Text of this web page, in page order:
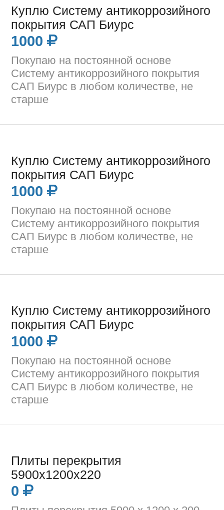
Куплю Систему антикоррозийного
покрытия САП Биурс
1000
Покупаю на постоянной основе
Систему антикоррозийного покрытия
САП Биурс в любом количестве, не
старше
Куплю Систему антикоррозийного
покрытия САП Биурс
1000
Покупаю на постоянной основе
Систему антикоррозийного покрытия
САП Биурс в любом количестве, не
старше
Куплю Систему антикоррозийного
покрытия САП Биурс
1000
Покупаю на постоянной основе
Систему антикоррозийного покрытия
САП Биурс в любом количестве, не
старше
Плиты перекрытия
5900х1200х220
0